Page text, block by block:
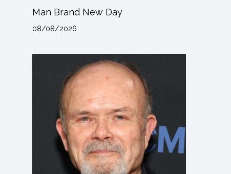
Man Brand New Day
08/08/2026